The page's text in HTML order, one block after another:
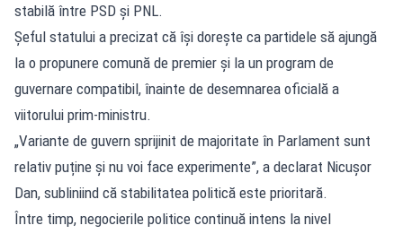
stabilă între PSD și PNL.
Șeful statului a precizat că își dorește ca partidele să ajungă
la o propunere comună de premier și la un program de
guvernare compatibil, înainte de desemnarea oficială a
viitorului prim-ministru.
„Variante de guvern sprijinit de majoritate în Parlament sunt
relativ puține și nu voi face experimente”, a declarat Nicușor
Dan, subliniind că stabilitatea politică este prioritară.
Între timp, negocierile politice continuă intens la nivel